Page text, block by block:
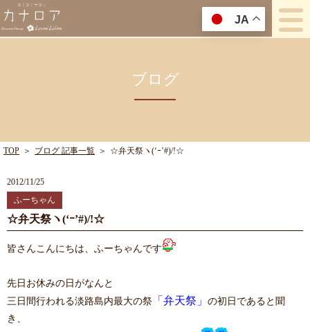
ブログ
TOP ＞ ブログ 記事一覧 ＞ ☆弁天祭ヽ(‘ｰ’#)/!☆
2012/11/25
ふーちゃん
☆弁天祭ヽ(‘ｰ’#)/!☆
皆さんこんにちは、ふーちゃんです
先日お休みの日がなんと
三日間行われる淡路島内最大の祭 「弁天祭」 の初日であると聞
き、
JA